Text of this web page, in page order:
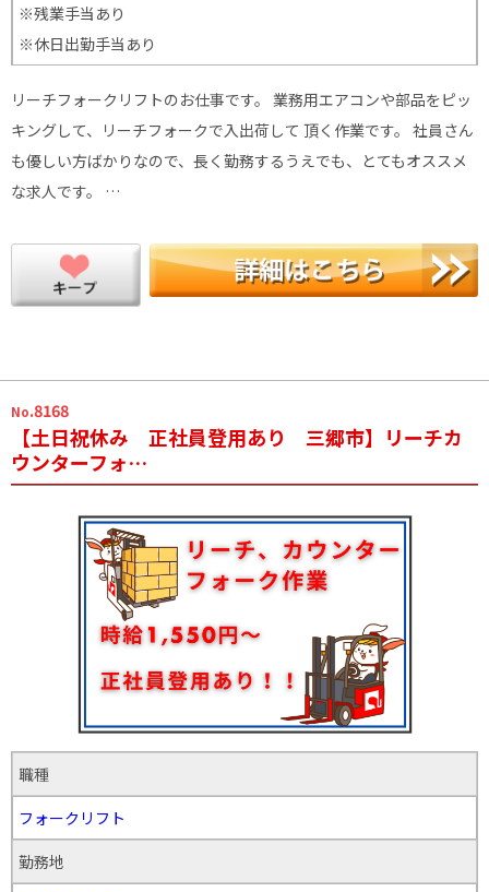
※残業手当あり
※休日出勤手当あり
リーチフォークリフトのお仕事です。 業務用エアコンや部品をピッ
キングして、リーチフォークで入出荷して 頂く作業です。 社員さん
も優しい方ばかりなので、長く勤務するうえでも、とてもオススメ
な求人です。 …
No.8168
【土日祝休み 正社員登用あり 三郷市】リーチカ
ウンターフォ…
職種
フォークリフト
勤務地